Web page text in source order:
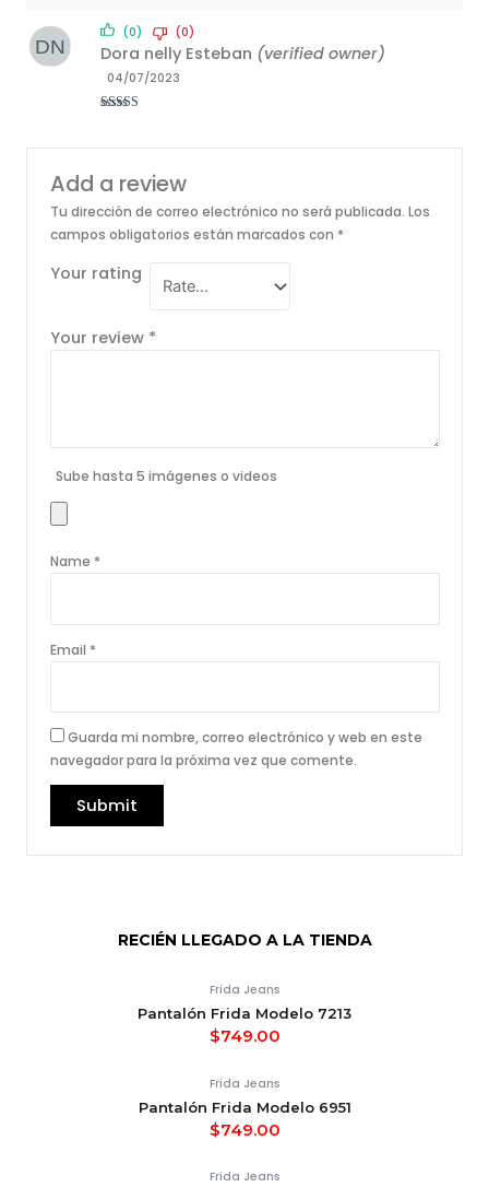
Dora nelly Esteban (verified owner)
04/07/2023
(0) (0)
Add a review
Tu dirección de correo electrónico no será publicada. Los
campos obligatorios están marcados con *
Your rating
Your review *
Sube hasta 5 imágenes o videos
Name *
Email *
Guarda mi nombre, correo electrónico y web en este
navegador para la próxima vez que comente.
RECIÉN LLEGADO A LA TIENDA
Frida Jeans
Pantalón Frida Modelo 7213
$749.00
Frida Jeans
Pantalón Frida Modelo 6951
$749.00
Frida Jeans